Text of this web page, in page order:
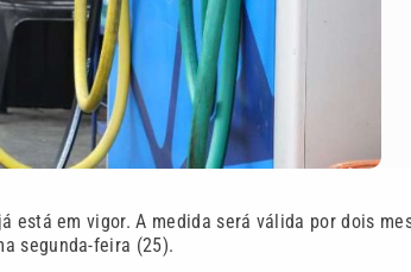
está em vigor. A medida será válida por dois
segunda-feira (25).